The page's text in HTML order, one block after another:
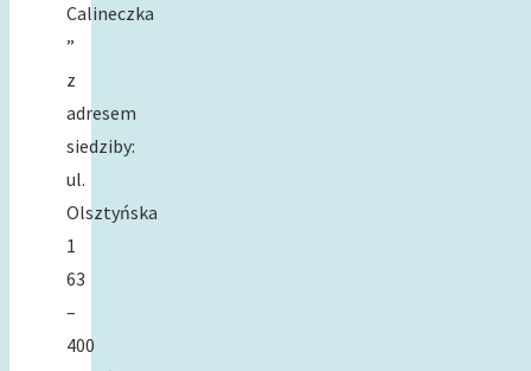
Calineczka
”
z
adresem
siedziby:
ul.
Olsztyńska
1
63
–
400